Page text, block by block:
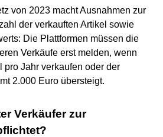
von 2023 macht Ausnahmen zur
der verkauften Artikel sowie
Die Plattformen müssen die
Verkäufe erst melden, wenn
pro Jahr verkaufen oder der
2.000 Euro übersteigt.
Verkäufer zur